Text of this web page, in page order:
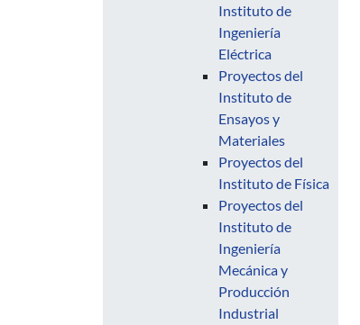
Instituto de
Ingeniería
Eléctrica
Proyectos del
Instituto de
Ensayos y
Materiales
Proyectos del
Instituto de Física
Proyectos del
Instituto de
Ingeniería
Mecánica y
Producción
Industrial